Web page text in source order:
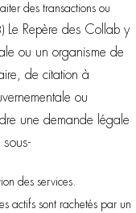
des transactions ou
Le Repère des Collab y
ou un organisme de
de citation à
ou
une demande légale
des services.
actifs sont rachetés par un